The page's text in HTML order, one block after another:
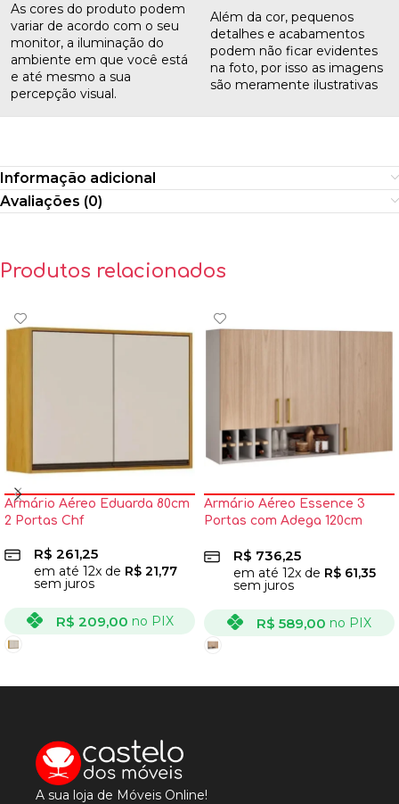
As cores do produto podem
variar de acordo com o seu
monitor, a iluminação do
ambiente em que você está
e até mesmo a sua
percepção visual.
Além da cor, pequenos
detalhes e acabamentos
podem não ficar evidentes
na foto, por isso as imagens
são meramente ilustrativas
Informação adicional
Avaliações (0)
Produtos relacionados
Armário Aéreo Eduarda 80cm
2 Portas Chf
R$ 261,25
em até 12x de R$ 21,77
sem juros
R$ 209,00 no PIX
Armário Aéreo Essence 3
Portas com Adega 120cm
R$ 736,25
em até 12x de R$ 61,35
sem juros
R$ 589,00 no PIX
A sua loja de Móveis Online!